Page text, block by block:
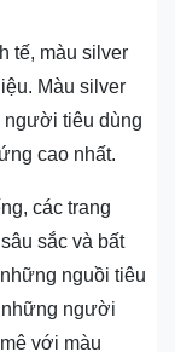
tế, màu silver
Màu silver
người tiêu dùng
cao nhất.
các trang
sắc và bất
nguồi tiêu
người
với màu